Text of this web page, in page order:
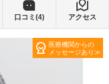
口コミ(4) アクセス
医療機関からの
メッセージあり